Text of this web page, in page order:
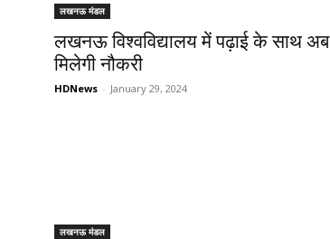
लखनऊ मंडल
लखनऊ विश्वविद्यालय में पढ़ाई के साथ अब
मिलेगी नौकरी
HDNews - January 29, 2024
लखनऊ मंडल